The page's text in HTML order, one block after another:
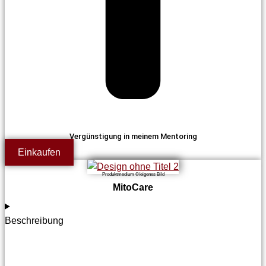
Vergünstigung in meinem Mentoring
Einkaufen
Produktmedium ©/eigenes Bild
MitoCare
Beschreibung